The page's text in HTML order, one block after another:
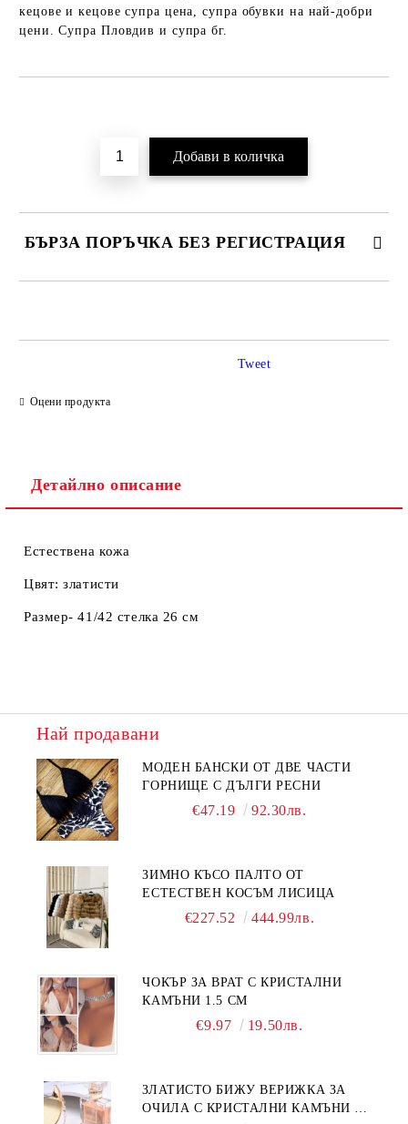
кецове и кецове супра цена, супра обувки на най-добри
цени. Супра Пловдив и супра бг.
БЪРЗА ПОРЪЧКА БЕЗ РЕГИСТРАЦИЯ
Оцени продукта
Tweet
Детайлно описание
Естествена кожа
Цвят: златисти
Размер- 41/42 стелка 26 см
Най продавани
МОДЕН БАНСКИ ОТ ДВЕ ЧАСТИ
ГОРНИЩЕ С ДЪЛГИ РЕСНИ
€47.19 92.30лв.
ЗИМНО КЪСО ПАЛТО ОТ
ЕСТЕСТВЕН КОСЪМ ЛИСИЦА
€227.52 444.99лв.
ЧОКЪР ЗА ВРАТ С КРИСТАЛНИ
КАМЪНИ 1.5 СМ
€9.97 19.50лв.
ЗЛАТИСТО БИЖУ ВЕРИЖКА ЗА
ОЧИЛА С КРИСТАЛНИ КАМЪНИ И